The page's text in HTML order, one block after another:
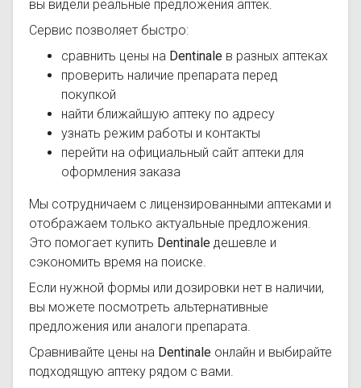
вы видели реальные предложения аптек.
Сервис позволяет быстро:
сравнить цены на Dentinale в разных аптеках
проверить наличие препарата перед
покупкой
найти ближайшую аптеку по адресу
узнать режим работы и контакты
перейти на официальный сайт аптеки для
оформления заказа
Мы сотрудничаем с лицензированными аптеками и
отображаем только актуальные предложения.
Это помогает купить Dentinale дешевле и
сэкономить время на поиске.
Если нужной формы или дозировки нет в наличии,
вы можете посмотреть альтернативные
предложения или аналоги препарата.
Сравнивайте цены на Dentinale онлайн и выбирайте
подходящую аптеку рядом с вами.